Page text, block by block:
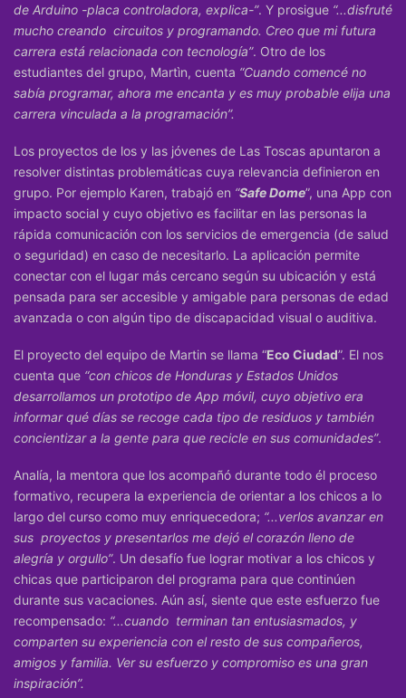
de Arduino -placa controladora, explica-”. Y prosigue “...disfruté
mucho creando circuitos y programando. Creo que mi futura
carrera está relacionada con tecnología”. Otro de los
estudiantes del grupo, Martìn, cuenta “Cuando comencé no
sabía programar, ahora me encanta y es muy probable elija una
carrera vinculada a la programación”.
Los proyectos de los y las jóvenes de Las Toscas apuntaron a
resolver distintas problemáticas cuya relevancia definieron en
grupo. Por ejemplo Karen, trabajó en “Safe Dome”, una App con
impacto social y cuyo objetivo es facilitar en las personas la
rápida comunicación con los servicios de emergencia (de salud
o seguridad) en caso de necesitarlo. La aplicación permite
conectar con el lugar más cercano según su ubicación y está
pensada para ser accesible y amigable para personas de edad
avanzada o con algún tipo de discapacidad visual o auditiva.
El proyecto del equipo de Martin se llama “Eco Ciudad”. El nos
cuenta que “con chicos de Honduras y Estados Unidos
desarrollamos un prototipo de App móvil, cuyo objetivo era
informar qué días se recoge cada tipo de residuos y también
concientizar a la gente para que recicle en sus comunidades”.
Analía, la mentora que los acompañó durante todo él proceso
formativo, recupera la experiencia de orientar a los chicos a lo
largo del curso como muy enriquecedora; “...verlos avanzar en
sus proyectos y presentarlos me dejó el corazón lleno de
alegría y orgullo”. Un desafío fue lograr motivar a los chicos y
chicas que participaron del programa para que continúen
durante sus vacaciones. Aún así, siente que este esfuerzo fue
recompensado: “...cuando terminan tan entusiasmados, y
comparten su experiencia con el resto de sus compañeros,
amigos y familia. Ver su esfuerzo y compromiso es una gran
inspiración”.